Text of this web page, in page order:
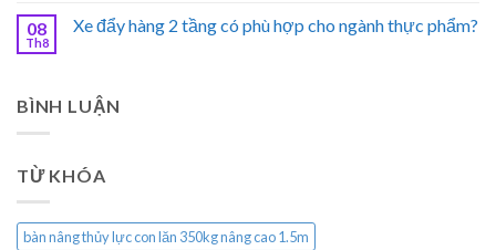
08
Th8
Xe đẩy hàng 2 tầng có phù hợp cho ngành thực phẩm?
BÌNH LUẬN
TỪ KHÓA
bàn nâng thủy lực con lăn 350kg nâng cao 1.5m